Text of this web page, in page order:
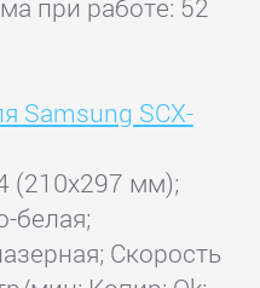
при работе: 52
Samsung SCX-
(210x297 мм);
белая;
Скорость